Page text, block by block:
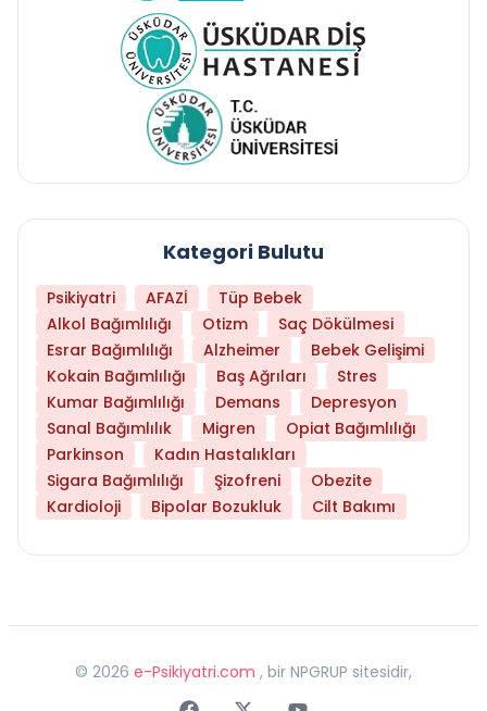
Kategori Bulutu
Psikiyatri AFAZİ
Tüp Bebek
Alkol Bağımlılığı
Otizm
Saç Dökülmesi
Esrar Bağımlılığı
Alzheimer
Bebek Gelişimi
Kokain Bağımlılığı
Baş Ağrıları
Stres
Kumar Bağımlılığı
Demans
Depresyon
Sanal Bağımlılık
Migren
Opiat Bağımlılığı
Parkinson
Kadın Hastalıkları
Sigara Bağımlılığı
Şizofreni
Obezite
Kardioloji
Bipolar Bozukluk Cilt Bakımı
© 2026 e-Psikiyatri.com , bir NPGRUP sitesidir,